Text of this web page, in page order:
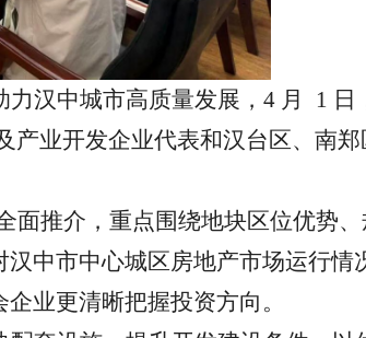
汉中城市高质量发展， 4 月 1 日
产业开发企业代表和汉台区、南郑
面推介，重点围绕地块区位优势、
中市中心城区房地产市场运行情
业更清晰把握投资方向。